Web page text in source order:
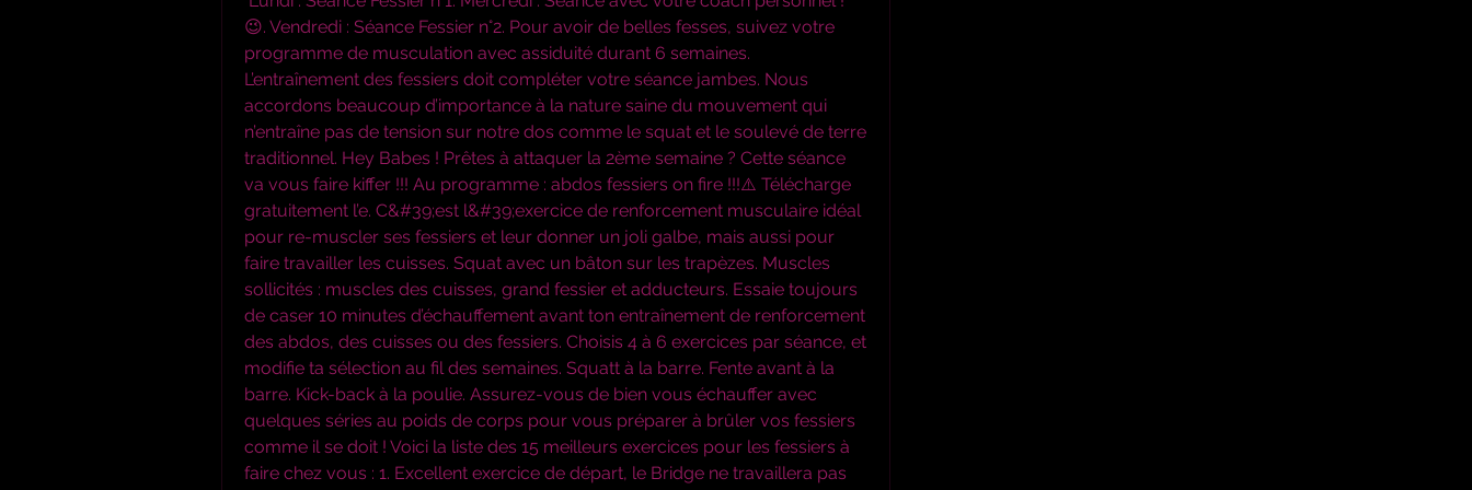
😉. Vendredi : Séance Fessier n°2. Pour avoir de belles fesses, suivez votre
programme de musculation avec assiduité durant 6 semaines.
L’entraînement des fessiers doit compléter votre séance jambes. Nous
accordons beaucoup d’importance à la nature saine du mouvement qui
n’entraîne pas de tension sur notre dos comme le squat et le soulevé de terre
traditionnel. Hey Babes ! Prêtes à attaquer la 2ème semaine ? Cette séance
va vous faire kiffer !!! Au programme : abdos fessiers on fire !!!⚠️ Télécharge
gratuitement l’e. C&#39;est l&#39;exercice de renforcement musculaire idéal
pour re-muscler ses fessiers et leur donner un joli galbe, mais aussi pour
faire travailler les cuisses. Squat avec un bâton sur les trapèzes. Muscles
sollicités : muscles des cuisses, grand fessier et adducteurs. Essaie toujours
de caser 10 minutes d’échauffement avant ton entraînement de renforcement
des abdos, des cuisses ou des fessiers. Choisis 4 à 6 exercices par séance, et
modifie ta sélection au fil des semaines. Squatt à la barre. Fente avant à la
barre. Kick-back à la poulie. Assurez-vous de bien vous échauffer avec
quelques séries au poids de corps pour vous préparer à brûler vos fessiers
comme il se doit ! Voici la liste des 15 meilleurs exercices pour les fessiers à
faire chez vous : 1. Excellent exercice de départ, le Bridge ne travaillera pas